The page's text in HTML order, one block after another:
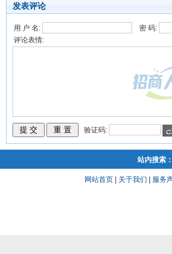
发表评论
用 户 名:
密 码:
评论表情:
验证码:
站内搜索：
网站首页 关于我们 服务